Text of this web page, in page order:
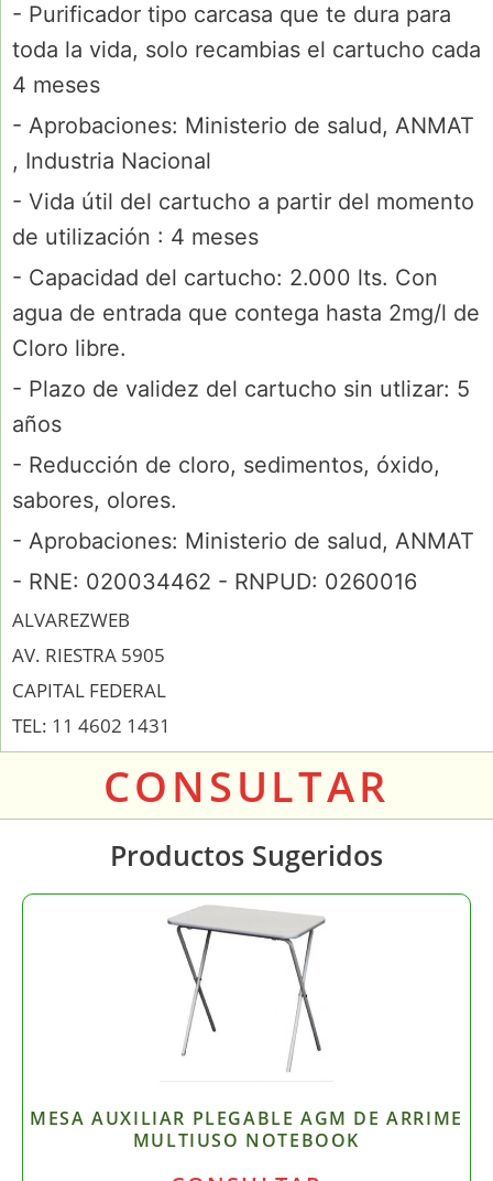
- Purificador tipo carcasa que te dura para
toda la vida, solo recambias el cartucho cada
4 meses
- Aprobaciones: Ministerio de salud, ANMAT
, Industria Nacional
- Vida útil del cartucho a partir del momento
de utilización : 4 meses
- Capacidad del cartucho: 2.000 lts. Con
agua de entrada que contega hasta 2mg/l de
Cloro libre.
- Plazo de validez del cartucho sin utlizar: 5
años
- Reducción de cloro, sedimentos, óxido,
sabores, olores.
- Aprobaciones: Ministerio de salud, ANMAT
- RNE: 020034462 - RNPUD: 0260016
ALVAREZWEB
AV. RIESTRA 5905
CAPITAL FEDERAL
TEL: 11 4602 1431
CONSULTAR
Productos Sugeridos
MESA AUXILIAR PLEGABLE AGM DE ARRIME
MULTIUSO NOTEBOOK